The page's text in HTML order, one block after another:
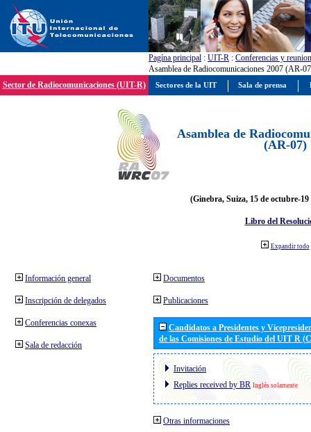
Pagína principal : UIT-R : Conferencias y
Asamblea de Radiocomunicaciones 2007 (AR-
Sector de Radiocomunicaciones (UIT-R)
Asamblea de
(AR-07)
(Ginebra, Suiza, 15 de octubre-19
Libro del
Expandir todo
Información general
Inscripción de delegados
Conferencias conexas
Sala de redacción
Documentos
Publicaciones
Candidatos a Presidentes y
de las Comisiones de Estudio del UIT R
Invitación
Replies received by BR Inglés solamente
Otras informaciones
Sectores de la UIT Sala de prensa